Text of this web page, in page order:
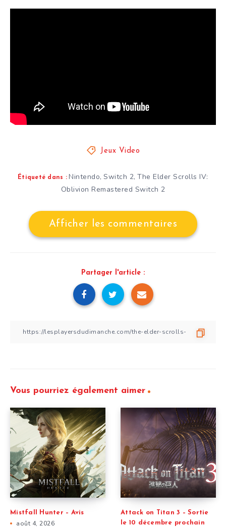
Jeux Video
Étiqueté dans : Nintendo,Switch 2,The Elder Scrolls IV:
Oblivion Remastered Switch 2
Afficher les commentaires
Partager l'article :
Vous pourriez également aimer
Mistfall Hunter – Avis
août 4, 2026
Attack on Titan 3 – Sortie
le 10 décembre prochain